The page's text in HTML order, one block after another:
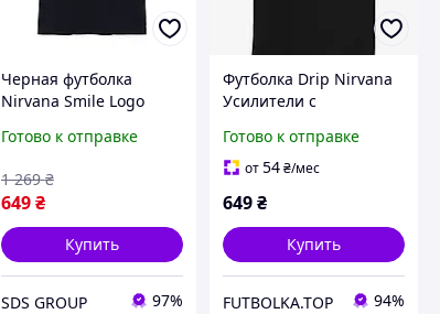
Черная футболка
Nirvana Smile Logo
Нирвана Курт Кобейн
Готово к отправке
649 ₴
1 269 ₴
Купить
SDS GROUP 97%
Футболка Drip Nirvana
Усилители с
тяжелые. Нирвана XS
Готово к отправке
от54₴/мес
649₴
Купить
FUTBOLKA.TOP 94%